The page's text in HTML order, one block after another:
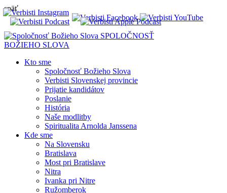
späť
SPOLOČNOSŤ
BOŽIEHO SLOVA
Kto sme
Spoločnosť Božieho Slova
Verbisti Slovenskej provincie
Prijatie kandidátov
Poslanie
História
Naše modlitby
Spiritualita Arnolda Janssena
Kde sme
Na Slovensku
Bratislava
Most pri Bratislave
Nitra
Ivanka pri Nitre
Ružomberok